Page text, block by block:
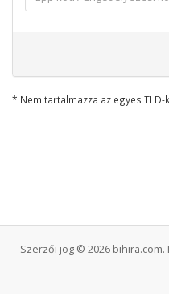
* Nem tartalmazza az egyes
Szerzői jog © 2026 bihira.com.